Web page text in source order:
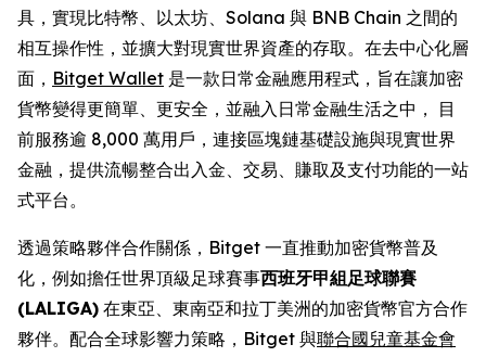
具，實現比特幣、以太坊、Solana 與 BNB Chain 之間的
相互操作性，並擴大對現實世界資產的存取。在去中心化層
面， Bitget Wallet 是一款日常金融應用程式，旨在讓加密
貨幣變得更簡單、更安全，並融入日常金融生活之中， 目
前服務逾 8,000 萬用戶，連接區塊鏈基礎設施與現實世界
金融，提供流暢整合出入金、交易、賺取及支付功能的一站
式平台。
透過策略夥伴合作關係，Bitget 一直推動加密貨幣普及
化，例如擔任世界頂級足球賽事西班牙甲組足球聯賽
(LALIGA) 在東亞、東南亞和拉丁美洲的加密貨幣官方合作
夥伴。配合全球影響力策略，Bitget 與聯合國兒童基金會